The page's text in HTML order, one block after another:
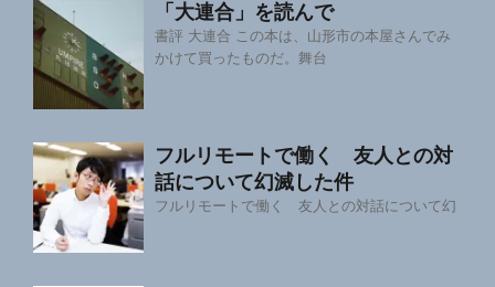
「大連合」を読んで
書評 大連合 この本は、山形市の本屋さんでみ
かけて買ったものだ。舞台
フルリモートで働く 友人との対
話について幻滅した件
フルリモートで働く 友人との対話について幻